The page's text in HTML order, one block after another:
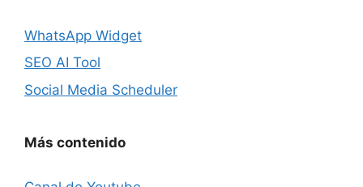
WhatsApp Widget
SEO AI Tool
Social Media Scheduler
Más contenido